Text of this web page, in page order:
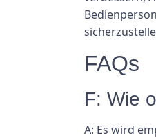
FAQs
F: Wie
A: Es wird